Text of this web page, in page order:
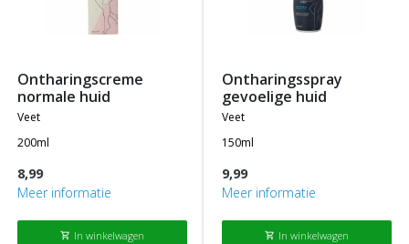
ontharingscreme
normale huid
veet
200ml
8,99
Meer informatie
shopping_cart In winkelwagen
ontharingsspray
gevoelige huid
veet
150ml
9,99
Meer informatie
shopping_cart In winkelwagen